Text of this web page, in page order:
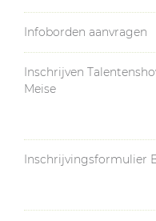
Infoborden aanvragen
Inschrijven
Meise
Inschrijvingsformulier